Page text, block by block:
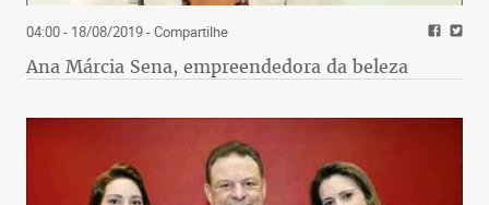
04:00 - 18/08/2019- Compartilhe
Ana Márcia Sena, empreendedora da beleza